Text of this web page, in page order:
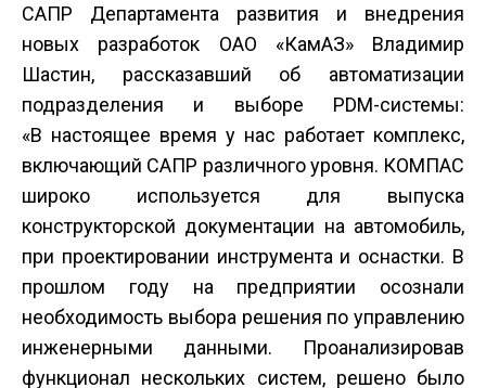
САПР Департамента развития и внедрения
новых разработок ОАО «КамАЗ» Владимир
Шастин, рассказавший об автоматизации
подразделения и выборе PDM-системы:
«В настоящее время у нас работает комплекс,
включающий САПР различного уровня. КОМПАС
широко используется для выпуска
конструкторской документации на автомобиль,
при проектировании инструмента и оснастки. В
прошлом году на предприятии осознали
необходимость выбора решения по управлению
инженерными данными. Проанализировав
функционал нескольких систем, решено было